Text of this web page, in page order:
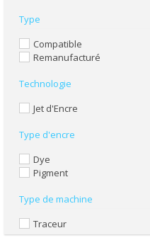
Type
Compatible
Remanufacturé
Technologie
Jet d'Encre
Type d'encre
Dye
Pigment
Type de machine
Traceur